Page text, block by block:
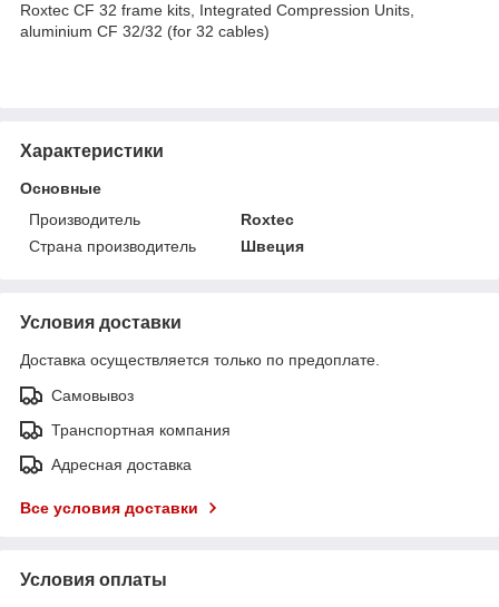
Roxtec CF 32 frame kits, Integrated Compression Units,
aluminium CF 32/32 (for 32 cables)
Характеристики
Основные
Производитель
Roxtec
Страна производитель
Швеция
Условия доставки
Доставка осуществляется только по предоплате.
Самовывоз
Транспортная компания
Адресная доставка
Все условия доставки
Условия оплаты